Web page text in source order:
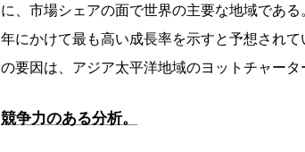
に、市場シェアの面で世界の主要な地域であ
年にかけて最も高い成長率を示すと予想され
の要因は、アジア太平洋地域のヨットチャー
競争力のある分析。